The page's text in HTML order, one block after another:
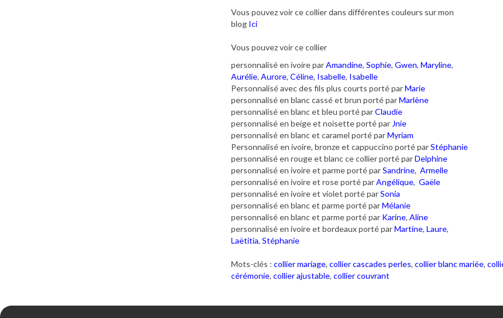
Vous pouvez voir ce collier dans différentes couleurs sur mon
blog Ici
Vous pouvez voir ce collier
personnalisé en ivoire parAmandine, Sophie, Gwen, Maryline,
Aurélie, Aurore, Céline, Isabelle, Isabelle
Personnalisé avec des fils plus courts porté parMarie
personnalisé en blanc cassé et brun porté parMarlène
personnalisé en blanc et bleu porté parClaudie
personnalisé en beige et noisette porté par Jnie
personnalisé en blanc et caramel porté parMyriam
Personnalisé en ivoire, bronze et cappuccino porté parStéphanie
personnalisé en rouge et blanc ce collier porté parDelphine
personnalisé en ivoire et parme porté parSandrine, Armelle
personnalisé en ivoire et rose porté parAngélique, Gaële
personnalisé en ivoire et violet porté parSonia
personnalisé en blanc et parme porté parMélanie
personnalisé en blanc et parme porté par Karine, Aline
personnalisé en ivoire et bordeaux porté parMartine, Laure,
Laëtitia, Stéphanie
Mots-clés : collier mariage, collier cascades perles, collier blanc mariée,
cérémonie, collier ajustable, collier couvrant